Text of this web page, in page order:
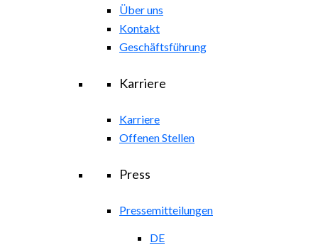
Über uns
Kontakt
Geschäftsführung
Karriere
Karriere
Offenen Stellen
Press
Pressemitteilungen
DE